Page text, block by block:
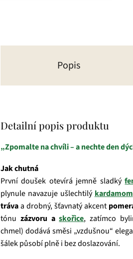
Popis
Detailní popis produktu
„Zpomalte na chvíli – a nechte den
Jak chutná
První doušek otevírá jemně sladký
plynule navazuje ušlechtilý kardamom
trávaa drobný, šťavnatý akcent
tónu zázvoru askořice, zatímco
chmel) dodává směsi „vzdušnou“
šálek působí plně i bez doslazování.